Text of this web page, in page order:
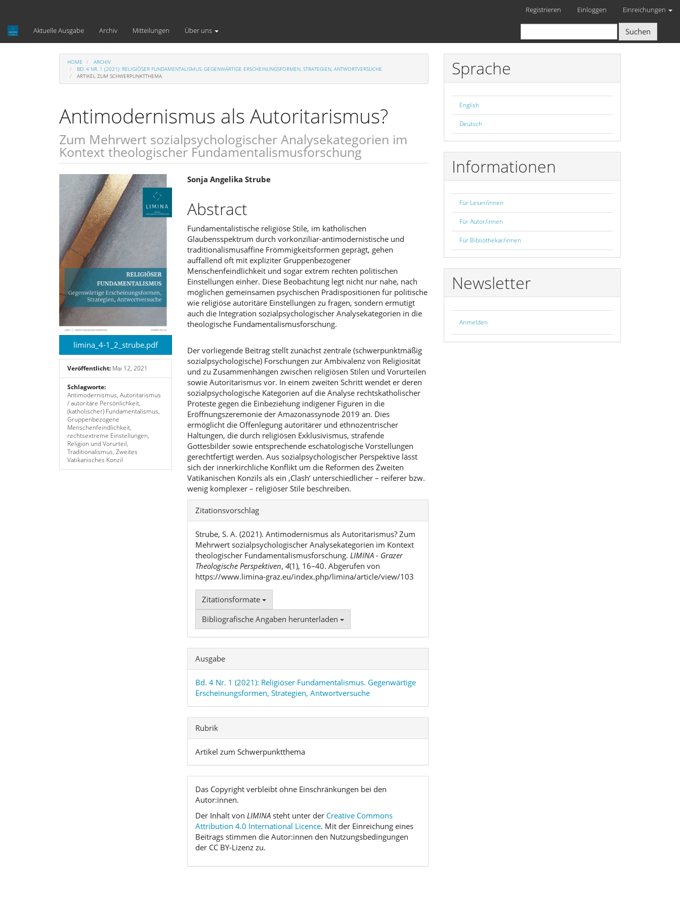
Sidebar
Registrieren Einloggen Einreichungen
Aktuelle Ausgabe Archiv Mitteilungen Über uns Suchen
HOME
ARCHIV
BD. 4 NR. 1 (2021): RELIGIÖSER FUNDAMENTALISMUS. GEGENWÄRTIGE ERSCHEINUNGSFORMEN, STRATEGIEN, ANTWORTVERSUCHE
ARTIKEL ZUM SCHWERPUNKTTHEMA
Antimodernismus als Autoritarismus?
Zum Mehrwert sozialpsychologischer Analysekategorien im
Kontext theologischer Fundamentalismusforschung
Artikel-
Sidebar
limina_4-1_2_strube.pdf
Veröffentlicht: Mai 12, 2021
Schlagworte:
Antimodernismus, Autoritarismus
/ autoritäre Persönlichkeit,
(katholischer) Fundamentalismus,
Gruppenbezogene
Menschenfeindlichkeit,
rechtsextreme Einstellungen,
Religion und Vorurteil,
Traditionalismus, Zweites
Vatikanisches Konzil
Hauptsächlicher
Artikelinhalt
Sonja Angelika Strube
Abstract
Fundamentalistische religiöse Stile, im katholischen
Glaubensspektrum durch vorkonziliar-antimodernistische und
traditionalismusaffine Frömmigkeitsformen geprägt, gehen
auffallend oft mit expliziter Gruppenbezogener
Menschenfeindlichkeit und sogar extrem rechten politischen
Einstellungen einher. Diese Beobachtung legt nicht nur nahe, nach
möglichen gemeinsamen psychischen Prädispositionen für politische
wie religiöse autoritäre Einstellungen zu fragen, sondern ermutigt
auch die Integration sozialpsychologischer Analysekategorien in die
theologische Fundamentalismusforschung.
Der vorliegende Beitrag stellt zunächst zentrale (schwerpunktmäßig
sozialpsychologische) Forschungen zur Ambivalenz von Religiosität
und zu Zusammenhängen zwischen religiösen Stilen und Vorurteilen
sowie Autoritarismus vor. In einem zweiten Schritt wendet er deren
sozialpsychologische Kategorien auf die Analyse rechtskatholischer
Proteste gegen die Einbeziehung indigener Figuren in die
Eröffnungszeremonie der Amazonassynode 2019 an. Dies
ermöglicht die Offenlegung autoritärer und ethnozentrischer
Haltungen, die durch religiösen Exklusivismus, strafende
Gottesbilder sowie entsprechende eschatologische Vorstellungen
gerechtfertigt werden. Aus sozialpsychologischer Perspektive lässt
sich der innerkirchliche Konflikt um die Reformen des Zweiten
Vatikanischen Konzils als ein ,Clash‘ unterschiedlicher – reiferer bzw.
wenig komplexer – religiöser Stile beschreiben.
Artikel-
Details
Zitationsvorschlag
Strube, S. A. (2021). Antimodernismus als Autoritarismus? Zum
Mehrwert sozialpsychologischer Analysekategorien im Kontext
theologischer Fundamentalismusforschung. LIMINA - Grazer
Theologische Perspektiven,4(1), 16–40. Abgerufen von
https://www.limina-graz.eu/index.php/limina/article/view/103
Zitationsformate
Bibliografische Angaben herunterladen
Ausgabe
Bd. 4 Nr. 1 (2021): Religiöser Fundamentalismus. Gegenwärtige
Erscheinungsformen, Strategien, Antwortversuche
Rubrik
Artikel zum Schwerpunktthema
Das Copyright verbleibt ohne Einschränkungen bei den
Autor:innen.
Der Inhalt vonLIMINA steht unter der Creative Commons
Attribution 4.0 International Licence. Mit der Einreichung eines
Beitrags stimmen die Autor:innen den Nutzungsbedingungen
der CC BY-Lizenz zu.
Sprache
English
Deutsch
Informationen
Für Leser/innen
Für Autor/innen
Für Bibliothekar/innen
Newsletter
Anmelden